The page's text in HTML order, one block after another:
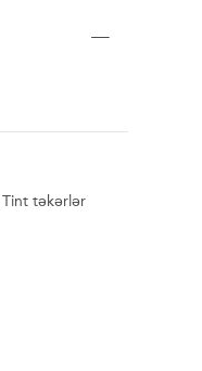
Tint təkərlər